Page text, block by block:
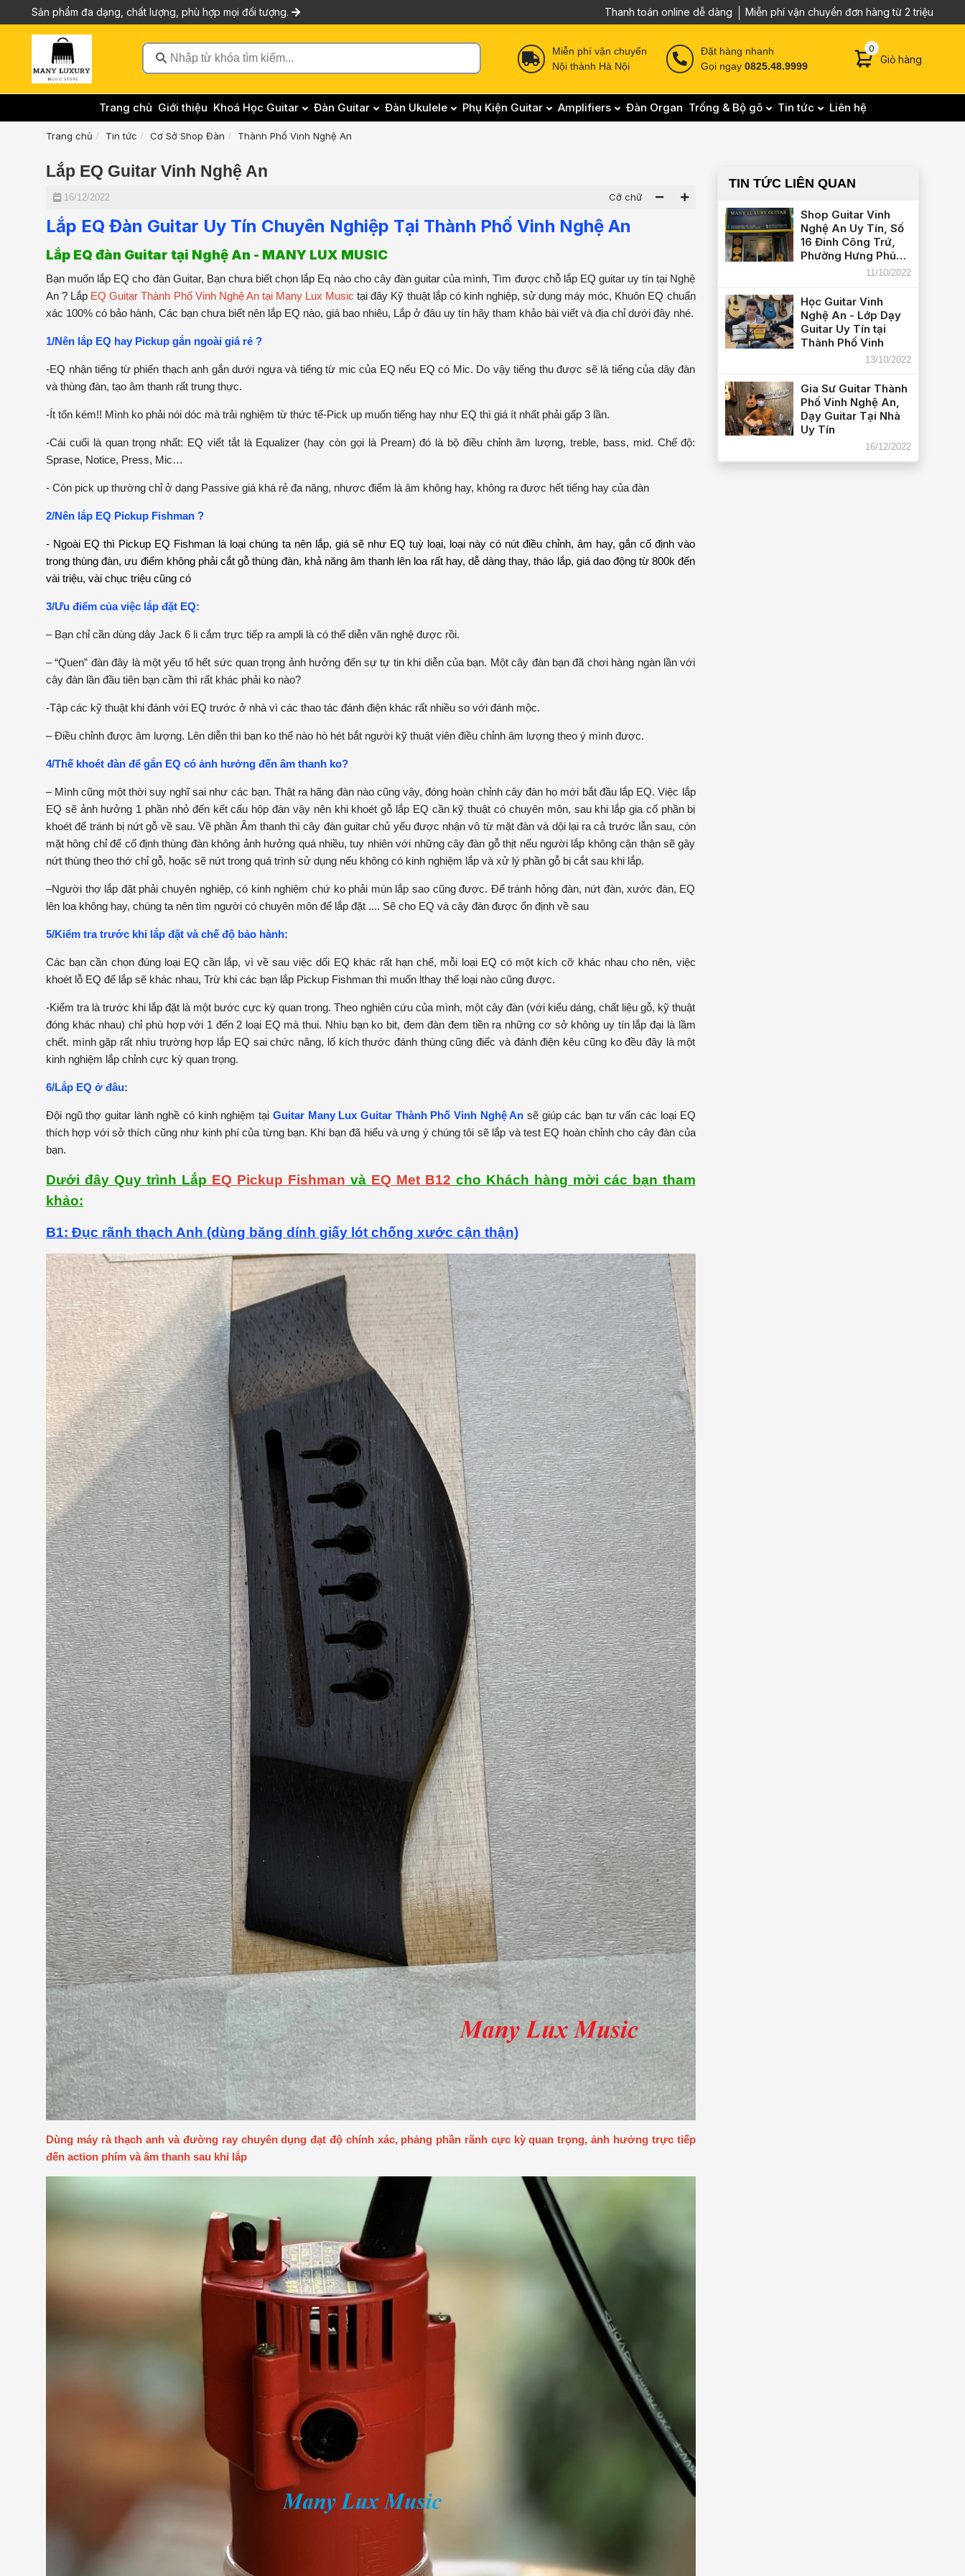
Sản phẩm đa dạng, chất lượng, phù hợp mọi đối tượng. Thanh toán online dễ dàng Miễn phí vận chuyển đơn hàng từ 2 triệu
Nhập từ khóa tìm kiếm...
Miễn phí vận chuyển
Nội thành Hà Nội
Đặt hàng nhanh
Gọi ngay0825.48.9999
00 sản phẩm trong
Giỏ hàng
Trang chủ Giới thiệu Khoá Học Guitar Đàn Guitar Đàn Ukulele Phụ Kiện Guitar Amplifiers Đàn Organ Trống & Bộ gõ Tin tức Liên hệ
Trang chủ Tin tức Cơ Sở Shop Đàn Thành Phố Vinh Nghệ An
Lắp EQ Guitar Vinh Nghệ An
16/12/2022 Cỡ chữ
Lắp EQ Đàn Guitar Uy Tín Chuyên Nghiệp Tại Thành Phố Vinh Nghệ An
Lắp EQ đàn Guitar tại Nghệ An - MANY LUX MUSIC
Bạn muốn lắp EQ cho đàn Guitar, Bạn chưa biết chọn lắp Eq nào cho cây đàn guitar của mình, Tìm được chỗ lắp EQ guitar uy tín tại Nghệ
An ? Lắp EQ Guitar Thành Phố Vinh Nghệ An tại Many Lux Musictại đây Kỹ thuật lắp có kinh nghiệp, sử dụng máy móc, Khuôn EQ chuẩn
xác 100% có bảo hành, Các bạn chưa biết nên lắp EQ nào, giá bao nhiêu, Lắp ở đâu uy tín hãy tham khảo bài viết và địa chỉ dưới đây nhé.
1/Nên lắp EQ hay Pickup gắn ngoài giá rẻ ?
-EQ nhận tiếng từ phiến thạch anh gắn dưới ngựa và tiếng từ mic của EQ nếu EQ có Mic. Do vậy tiếng thu được sẽ là tiếng của dây đàn
và thùng đàn, tạo âm thanh rất trung thực.
-Ít tốn kém!! Mình ko phải nói dóc mà trải nghiệm từ thức tế-Pick up muốn tiếng hay như EQ thì giá ít nhất phải gấp 3 lần.
-Cái cuối là quan trọng nhất: EQ viết tắt là Equalizer (hay còn gọi là Pream) đó là bộ điều chỉnh âm lượng, treble, bass, mid. Chế độ:
Sprase, Notice, Press, Mic…
- Còn pick up thường chỉ ở dạng Passive giá khá rẻ đa năng, nhược điểm là âm không hay, không ra được hết tiếng hay của đàn
2/Nên lắp EQ Pickup Fishman ?
- Ngoài EQ thì Pickup EQ Fishman là loại chúng ta nên lắp, giá sẽ như EQ tuỳ loại, loại này có nút điều chỉnh, âm hay, gắn cố định vào
trong thùng đàn, ưu điểm không phải cắt gỗ thùng đàn, khả năng âm thanh lên loa rất hay, dễ dàng thay, tháo lắp, giá dao động từ 800k đến
vài triệu, vài chục triệu cũng có
3/Ưu điểm của việc lắp đặt EQ:
– Bạn chỉ cần dùng dây Jack 6 li cắm trực tiếp ra ampli là có thể diễn văn nghệ được rồi.
– “Quen” đàn đây là một yếu tố hết sức quan trọng ảnh hưởng đến sự tự tin khi diễn của bạn. Một cây đàn bạn đã chơi hàng ngàn lần với
cây đàn lần đầu tiên bạn cầm thì rất khác phải ko nào?
-Tập các kỹ thuật khi đánh với EQ trước ở nhà vì các thao tác đánh điện khác rất nhiều so với đánh mộc.
– Điều chỉnh được âm lượng. Lên diễn thì bạn ko thể nào hò hét bắt người kỹ thuật viên điều chỉnh âm lượng theo ý mình được.
4/Thế khoét đàn để gắn EQ có ảnh hưởng đến âm thanh ko?
– Mình cũng một thời suy nghĩ sai như các bạn. Thật ra hãng đàn nào cũng vậy, đóng hoàn chỉnh cây đàn họ mới bắt đầu lắp EQ. Việc lắp
EQ sẽ ảnh hưởng 1 phần nhỏ đến kết cấu hộp đàn vậy nên khi khoét gỗ lắp EQ cần kỹ thuật có chuyên môn, sau khi lắp gia cố phần bị
khoét để tránh bị nứt gỗ về sau. Về phần Âm thanh thì cây đàn guitar chủ yếu được nhận vô từ mặt đàn và dội lại ra cả trước lẫn sau, còn
mặt hông chỉ để cố định thùng đàn không ảnh hưởng quá nhiều, tuy nhiên với những cây đàn gỗ thịt nếu người lắp không cận thận sẽ gây
nứt thùng theo thớ chỉ gỗ, hoặc sẽ nứt trong quá trình sử dụng nếu không có kinh nghiệm lắp và xử lý phần gỗ bị cắt sau khi lắp.
–Người thợ lắp đặt phải chuyên nghiệp, có kinh nghiệm chứ ko phải mún lắp sao cũng được. Để tránh hỏng đàn, nứt đàn, xước đàn, EQ
lên loa không hay, chúng ta nên tìm người có chuyên môn để lắp đặt .... Sẽ cho EQ và cây đàn được ổn định về sau
5/Kiểm tra trước khi lắp đặt và chế độ bảo hành:
Các bạn cần chọn đúng loại EQ cần lắp, vì về sau việc dổi EQ khác rất hạn chế, mỗi loại EQ có một kích cỡ khác nhau cho nên, việc
khoét lỗ EQ để lắp sẽ khác nhau, Trừ khi các bạn lắp Pickup Fishman thì muốn lthay thế loại nào cũng được.
-Kiểm tra là trước khi lắp đặt là một bước cực kỳ quan trọng. Theo nghiên cứu của mình, một cây đàn (với kiểu dáng, chất liệu gỗ, kỹ thuật
đóng khác nhau) chỉ phù hợp với 1 đến 2 loại EQ mà thui. Nhìu bạn ko bit, đem đàn đem tiền ra những cơ sở không uy tín lắp đại là lầm
chết. mình gặp rất nhìu trường hợp lắp EQ sai chức năng, lố kích thước đánh thùng cũng điếc và đánh điện kêu cũng ko đều đây là một
kinh nghiệm lắp chỉnh cực kỳ quan trọng.
6/Lắp EQ ở đâu:
Đội ngũ thợ guitar lành nghề có kinh nghiệm tại Guitar Many Lux Guitar Thành Phố Vinh Nghệ Ansẽ giúp các bạn tư vấn các loại EQ
thích hợp với sở thích cũng như kinh phí của từng bạn. Khi bạn đã hiểu và ưng ý chúng tôi sẽ lắp và test EQ hoàn chỉnh cho cây đàn của
bạn.
Dưới đây Quy trình Lắp EQ Pickup Fishman và EQ Met B12 cho Khách hàng mời các bạn tham
khảo:
B1: Đục rãnh thạch Anh (dùng băng dính giấy lót chống xước cận thận)
Dùng máy rà thạch anh và đường ray chuyên dụng đạt độ chính xác, phảng phần rãnh cực kỳ quan trọng, ảnh hưởng trực tiếp
đến action phím và âm thanh sau khi lắp
TIN TỨC LIÊN QUAN
Shop Guitar Vinh
Nghệ An Uy Tín, Số
16 Đinh Công Trứ,
Phường Hưng Phúc,
TP Vinh - Liên Hệ
11/10/2022
Học Guitar Vinh
Nghệ An - Lớp Dạy
Guitar Uy Tín tại
Thành Phố Vinh
13/10/2022
Gia Sư Guitar Thành
Phố Vinh Nghệ An,
Dạy Guitar Tại Nhà
Uy Tín
16/12/2022